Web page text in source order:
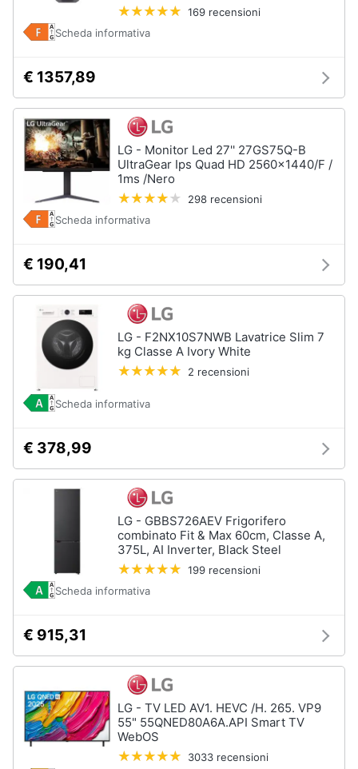
169 recensioni
Scheda informativa
€ 1357,89
LG - Monitor Led 27'' 27GS75Q-B
UltraGear Ips Quad HD 2560x1440/F /
1ms /Nero
298 recensioni
Scheda informativa
€ 190,41
LG - F2NX10S7NWB Lavatrice Slim 7
kg Classe A Ivory White
2 recensioni
Scheda informativa
€ 378,99
LG - GBBS726AEV Frigorifero
combinato Fit & Max 60cm, Classe A,
375L, AI Inverter, Black Steel
199 recensioni
Scheda informativa
€ 915,31
LG - TV LED AV1. HEVC /H. 265. VP9
55" 55QNED80A6A.API Smart TV
WebOS
3033 recensioni